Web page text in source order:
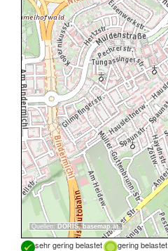
Quellen: DORIS, basemap.at
sehr gering belastet gering belastet